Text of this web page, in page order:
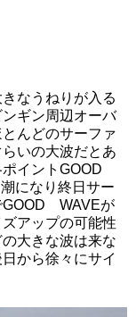
なうねりが入る
ギン周辺オーバ
んどのサーファ
いの大波だとあ
ポイントGOOD
になり終日サー
GOOD WAVEが
アップの可能性
大きな波は来な
から徐々にサイ